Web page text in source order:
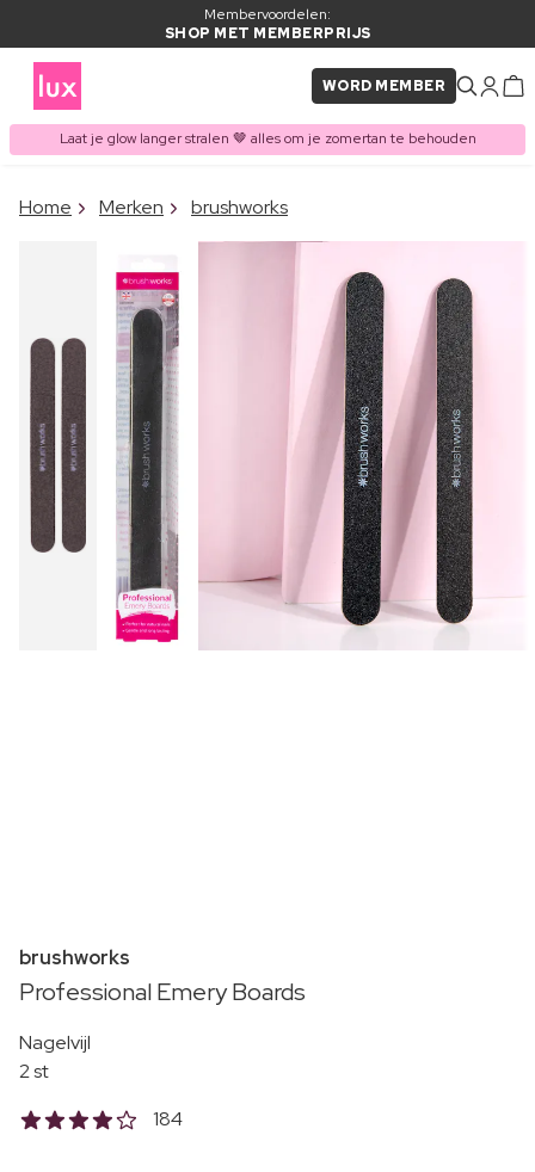
Membervoordelen:
SHOP MET MEMBERPRIJS
WORD MEMBER
Laat je glow langer stralen 🤎 alles om je zomertan te behouden
ITEM TOEGEVOEGD AAN
WINKELMAND
Home Merken brushworks
brushworks
Professional Emery Boards
Nagelvijl
2 st
184